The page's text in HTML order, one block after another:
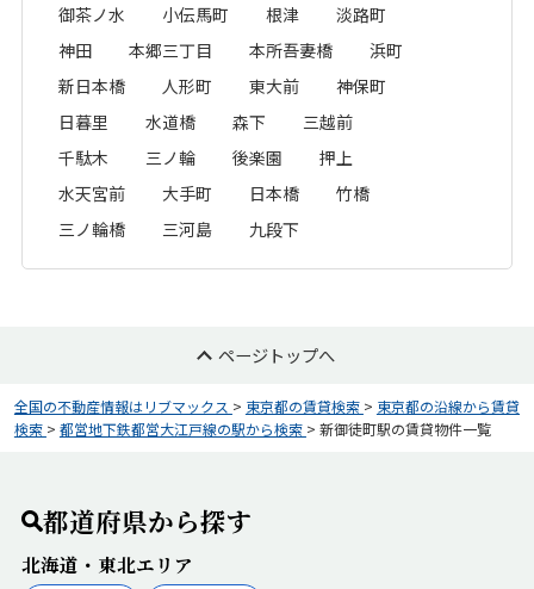
御茶ノ水
小伝馬町 根津
淡路町
神田
本郷三丁目 本所吾妻橋
浜町
新日本橋
人形町 東大前
神保町
日暮里
水道橋 森下
三越前
千駄木
三ノ輪 後楽園
押上
水天宮前
大手町 日本橋
竹橋
三ノ輪橋
三河島 九段下
ページトップへ
全国の不動産情報はリブマックス > 東京都の賃貸検索 > 東京都の沿線から賃貸
検索 > 都営地下鉄都営大江戸線の駅から検索 > 新御徒町駅の賃貸物件一覧
都道府県から探す
北海道・東北エリア